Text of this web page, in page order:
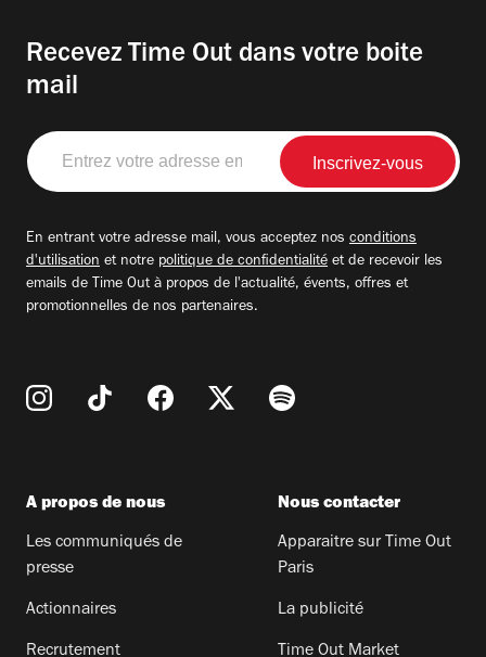
Recevez Time Out dans votre boite
mail
Entrez
votre
adresse
En entrant votre adresse mail, vous acceptez nos conditions
d'utilisation et notre politique de confidentialité et de recevoir les
emails de Time Out à propos de l'actualité, évents, offres et
promotionnelles de nos partenaires.
A propos de nous
Les communiqués de
presse
Actionnaires
Recrutement
Nous contacter
Apparaitre sur Time Out
Paris
La publicité
Time Out Market